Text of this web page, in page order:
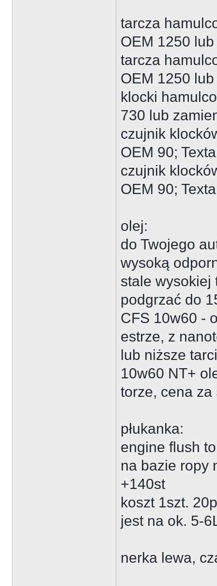
tarcza
OEM 1250
tarcza
OEM 1250
klocki
730 lub
czujnik
OEM 90;
czujnik
OEM 90;
olej:
do Twojego
wysoką
stale wysokiej
podgrzać do
CFS 10w60 -
estrze, z
lub niższe
10w60 NT+
torze, cena za
płukanka:
engine flush
na bazie ropy
+140st
koszt 1szt.
jest na ok. 5-
nerka lewa,